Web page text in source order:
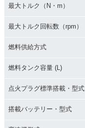
最大トルク（N・m）
最大トルク回転数（rpm）
燃料供給方式
燃料タンク容量 (L)
点火プラグ標準搭載・型式
搭載バッテリー・型式